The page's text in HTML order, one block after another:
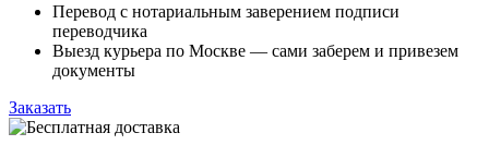
Перевод с нотариальным заверением подписи
переводчика
Выезд курьера по Москве — сами заберем и привезем
документы
Заказать